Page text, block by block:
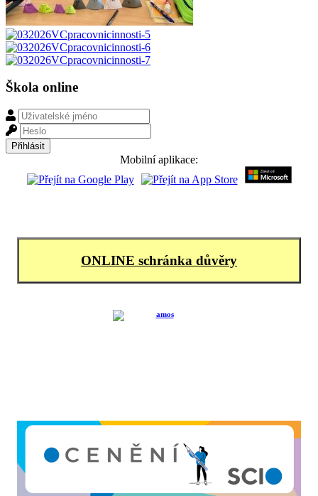
Škola online
Mobilní aplikace:
ONLINE schránka důvěry